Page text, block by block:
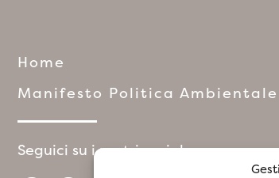
Home
Manifesto Politica Ambientale
Seguici su i nostri social